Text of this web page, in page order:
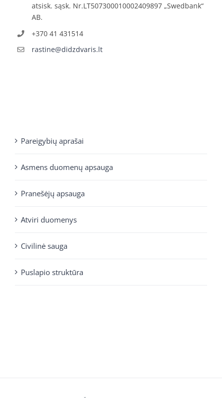
atsisk. sąsk. Nr.LT507300010002409897 „Swedbank“
AB.
+370 41 431514
rastine@didzdvaris.lt
Pareigybių aprašai
Asmens duomenų apsauga
Pranešėjų apsauga
Atviri duomenys
Civilinė sauga
Puslapio struktūra